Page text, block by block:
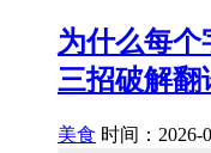
为什么每个
三招破解翻
美食 时间：2026-